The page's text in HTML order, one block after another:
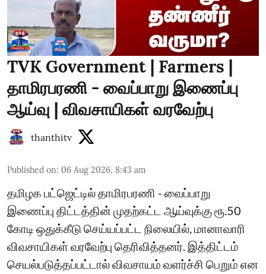
TVK Government | Farmers |
தாமிரபரணி - வைப்பாறு இணைப்பு
ஆய்வு | விவசாயிகள் வரவேற்பு
thanthitv
Published on: 06 Aug 2026, 8:43 am
தமிழக பட்ஜெட்டில் தாமிரபரணி - வைப்பாறு
இணைப்பு திட்டத்தின் முதற்கட்ட ஆய்வுக்கு ரூ.50
கோடி ஒதுக்கீடு செய்யப்பட்ட நிலையில், மானாவாரி
விவசாயிகள் வரவேற்பு தெரிவித்தனர். இத்திட்டம்
செயல்படுத்தப்பட்டால் விவசாயம் வளர்ச்சி பெறும் என